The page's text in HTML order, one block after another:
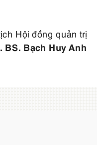
Hội đồng quản trị
BS. Bạch Huy Anh